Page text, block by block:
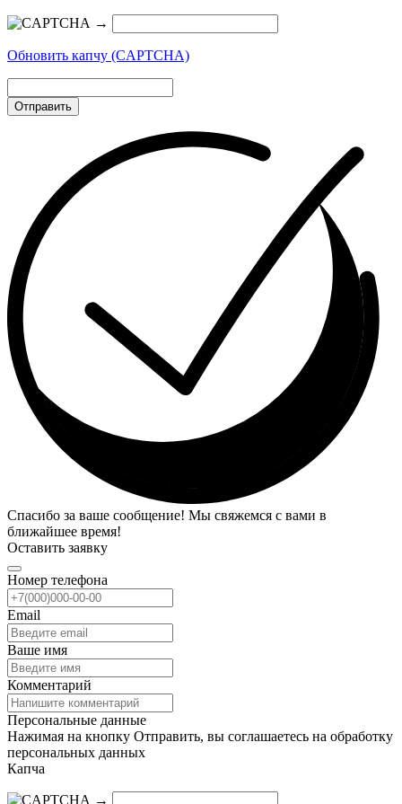
→
Обновить капчу (CAPTCHA)
Отправить
Спасибо за ваше сообщение! Мы свяжемся с вами в
ближайшее время!
Оставить заявку
Номер телефона
Email
Ваше имя
Комментарий
Персональные данные
Нажимая на кнопку Отправить, вы соглашаетесь на обработку
персональных данных
Капча
→